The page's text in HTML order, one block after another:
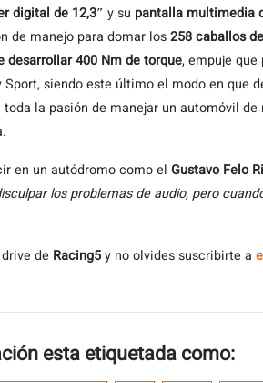
digital de 12,3″ y su pantalla multimedia
de manejo para domar los258 caballos
desarrollar 400 Nm de torque, empuje
Sport, siendo este último el modo en
toda la pasión de manejar un automóvil
en un autódromo como el Gustavo Felo
los problemas de audio, pero
de Racing5y no olvides suscribirte a
esta etiquetada como: